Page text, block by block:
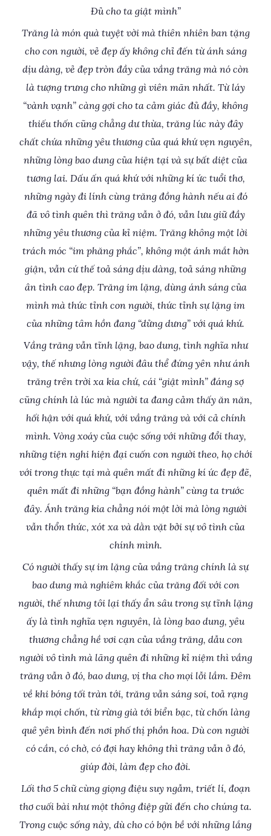
Đủ cho ta giật mình”
Trăng là món quà tuyệt vời mà thiên nhiên ban tặng
cho con người, vẻ đẹp ấy không chỉ đến từ ánh sáng
dịu dàng, vẻ đẹp tròn đầy của vầng trăng mà nó còn
là tượng trưng cho những gì viên mãn nhất. Từ láy
“vành vạnh” càng gợi cho ta cảm giác đủ đầy, không
thiếu thốn cũng chẳng dư thừa, trăng lúc này đây
chất chứa những yêu thương của quá khứ vẹn nguyên,
những lòng bao dung của hiện tại và sự bất diệt của
tương lai. Dấu ấn quá khứ với những kí ức tuổi thơ,
những ngày đi lính cùng trăng đồng hành nếu ai đó
đã vô tình quên thì trăng vẫn ở đó, vẫn lưu giữ đầy
những yêu thương của kỉ niệm. Trăng không một lời
trách móc “im phăng phắc”, không một ánh mắt hờn
giận, vẫn cứ thế toả sáng dịu dàng, toả sáng những
ân tình cao đẹp. Trăng im lặng, dùng ánh sáng của
mình mà thức tỉnh con người, thức tỉnh sự lặng im
của những tâm hồn đang “dửng dưng” với quá khứ.
Vầng trăng vẫn tĩnh lặng, bao dung, tình nghĩa như
vậy, thế nhưng lòng người đâu thể đứng yên như ánh
trăng trên trời xa kia chứ, cái “giật mình” đáng sợ
cũng chính là lúc mà người ta đang cảm thấy ăn năn,
hối hận với quá khứ, với vầng trăng và với cả chính
mình. Vòng xoáy của cuộc sống với những đổi thay,
những tiện nghi hiện đại cuốn con người theo, họ chới
với trong thực tại mà quên mất đi những kí ức đẹp đẽ,
quên mất đi những “bạn đồng hành” cùng ta trước
đây. Ánh trăng kia chẳng nói một lời mà lòng người
vẫn thổn thức, xót xa và dằn vặt bởi sự vô tình của
chính mình.
Có người thấy sự im lặng của vầng trăng chính là sự
bao dung mà nghiêm khắc của trăng đối với con
người, thế nhưng tôi lại thấy ẩn sâu trong sự tĩnh lặng
ấy là tình nghĩa vẹn nguyên, là lòng bao dung, yêu
thương chẳng hề vơi cạn của vầng trăng, dẫu con
người vô tình mà lãng quên đi những kỉ niệm thì vầng
trăng vẫn ở đó, bao dung, vị tha cho mọi lỗi lầm. Đêm
về khi bóng tối tràn tới, trăng vẫn sáng soi, toả rạng
khắp mọi chốn, từ rừng già tới biển bạc, từ chốn làng
quê yên bình đến nơi phố thị phồn hoa. Dù con người
có cần, có chờ, có đợi hay không thì trăng vẫn ở đó,
giúp đời, làm đẹp cho đời.
Lối thơ 5 chữ cùng giọng điệu suy ngẫm, triết lí, đoạn
thơ cuối bài như một thông điệp gửi đến cho chúng ta.
Trong cuộc sống này, dù cho có bộn bề với những lắng